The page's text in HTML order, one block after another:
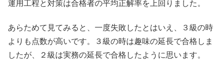
運用工程と対策は合格者の平均正解率を上回りました。
あらためて見てみると、一度失敗したとはいえ、３級の時
よりも点数が高いです。３級の時は趣味の延長で合格しま
したが、２級は実務の延長で合格したように思います。